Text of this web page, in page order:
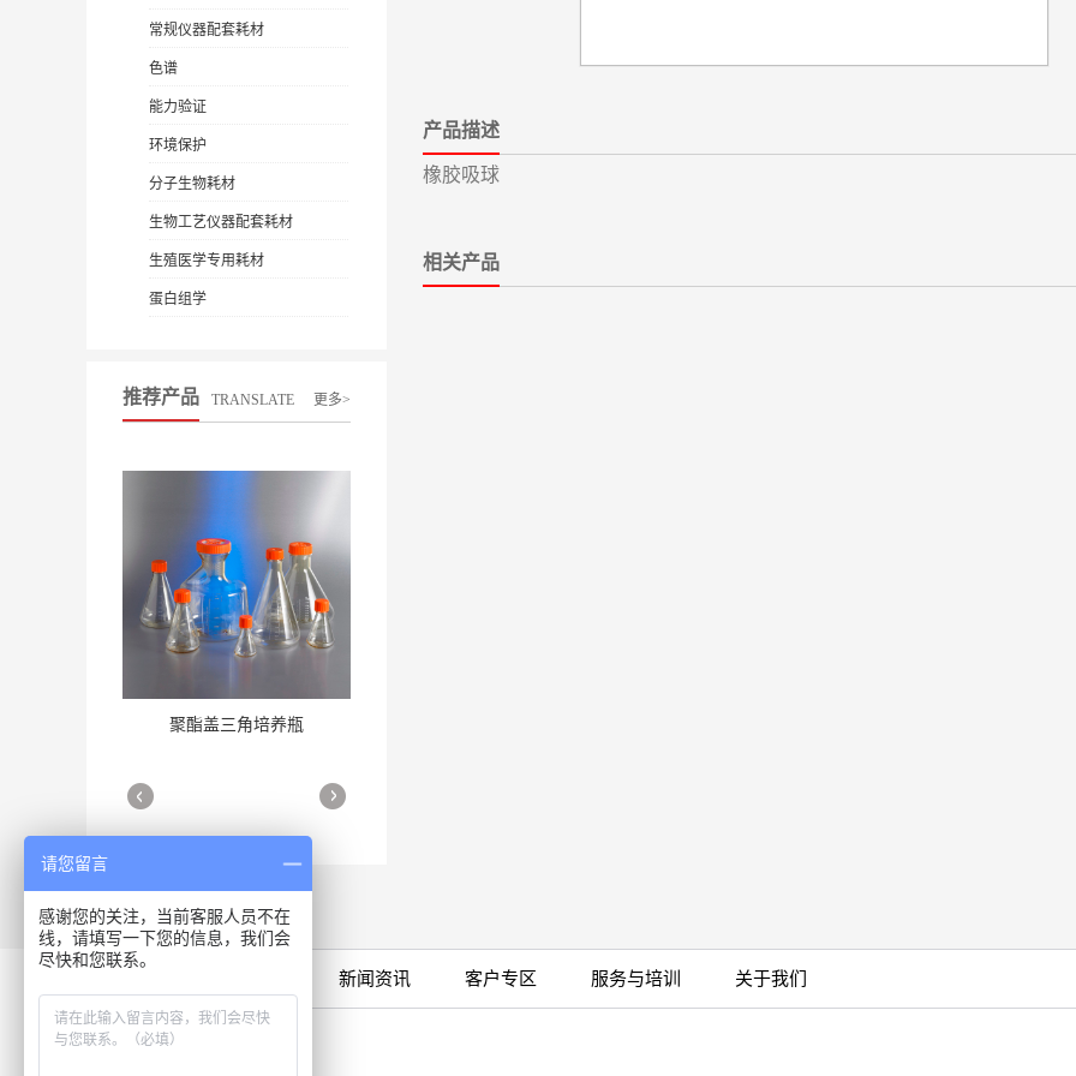
常规仪器配套耗材
色谱
能力验证
环境保护
分子生物耗材
生物工艺仪器配套耗材
生殖医学专用耗材
蛋白组学
推荐产品 TRANSLATE 更多>
聚酯盖三角培养瓶
More
产品描述
橡胶吸球
相关产品
新闻资讯 客户专区 服务与培训 关于我们
咨询专线
请您留言
感谢您的关注，当前客服人员不在
线，请填写一下您的信息，我们会
尽快和您联系。